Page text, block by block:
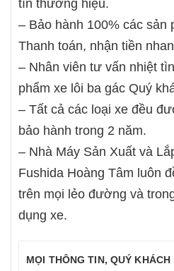
tín thương hiệu.
– Bảo hành 100% các sản
Thanh toán, nhận tiền
– Nhân viên tư vấn nhiệt
phẩm xe lôi ba gác Quý
– Tất cả các loại xe đều
bảo hành trong 2 năm.
– Nhà Máy Sản Xuất và
Fushida Hoàng Tâm luôn
trên mọi lẻo đường và
dụng xe.
MỌI THÔNG TIN, QUÝ